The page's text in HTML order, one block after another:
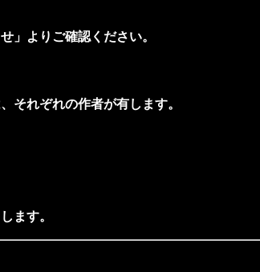
」よりご確認ください。
それぞれの作者が有します。
ます。